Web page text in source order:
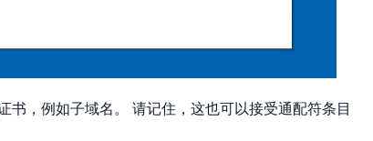
书，例如子域名。 请记住，这也可以接受通配符条目